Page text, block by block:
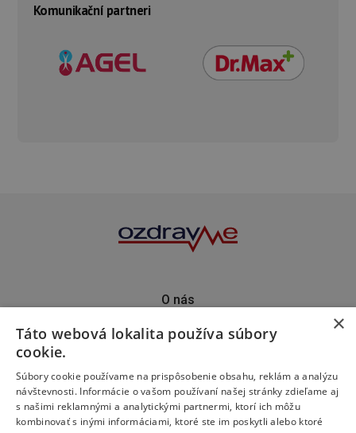
Komunikační partneri
O nás
Predplatné
Podporte nás
×
Táto webová lokalita používa súbory
cookie.
Súbory cookie používame na prispôsobenie obsahu, reklám a analýzu
návštevnosti. Informácie o vašom používaní našej stránky zdieľame aj
s našimi reklamnými a analytickými partnermi, ktorí ich môžu
kombinovať s inými informáciami, ktoré ste im poskytli alebo ktoré